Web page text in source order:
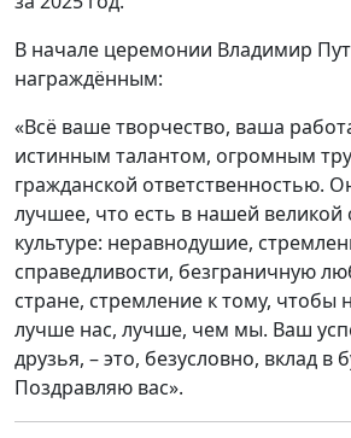
В начале церемонии Владимир
награждённым:
«Всё ваше творчество, ваша
истинным талантом, огромным
гражданской ответственностью.
лучшее, что есть в нашей великой
культуре: неравнодушие,
справедливости, безграничную
стране, стремление к тому, чтобы
лучше нас, лучше, чем мы. Ваш
друзья, – это, безусловно, вклад в
Поздравляю вас».